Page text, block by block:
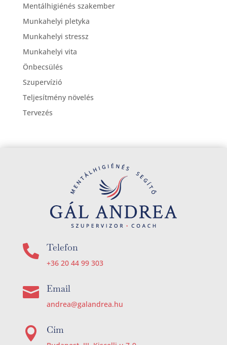
Mentálhigiénés szakember
Munkahelyi pletyka
Munkahelyi stressz
Munkahelyi vita
Önbecsülés
Szupervízió
Teljesítmény növelés
Tervezés
 Telefon
+36 20 44 99 303
 Email
andrea@galandrea.hu
 Cím